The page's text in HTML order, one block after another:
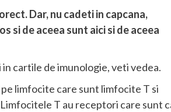
Dar, nu cadeti in capcana,
si de aceea sunt aici si de aceea
in cartile de imunologie, veti vedea.
limfocite care sunt limfocite T si
T au receptori care sunt